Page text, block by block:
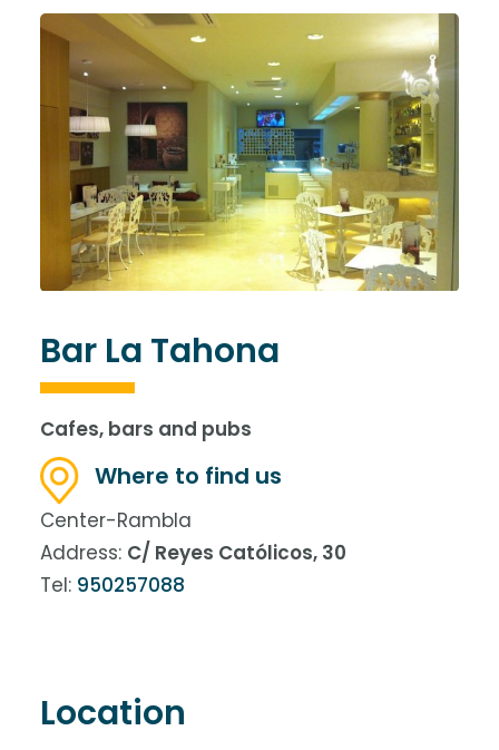
Bar La Tahona
Cafes, bars and pubs
Where to find us
Center-Rambla
Address: C/ Reyes Católicos, 30
Tel: 950257088
Location